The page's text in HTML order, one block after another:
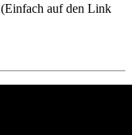
(Einfach auf den Link